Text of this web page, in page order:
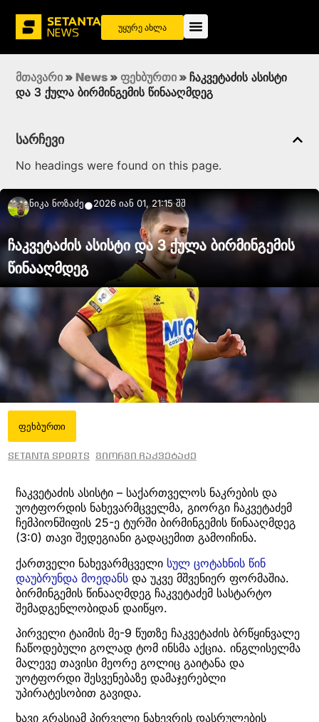
უყურე ახლა
მთავარი » News » ფეხბურთი » ჩაკვეტაძის ასისტი
და 3 ქულა ბირმინგემის წინააღმდეგ
სარჩევი
No headings were found on this page.
Ნიკა Ნოზაძე●2026 იან 01, 21:15 შშ
ჩაკვეტაძის ასისტი და 3 ქულა ბირმინგემის
წინააღმდეგ
ფეხბურთი
Setanta Sports გიორგი ჩაკვეტაძე
ჩაკვეტაძის ასისტი – საქართველოს ნაკრების და
უოტფორდის ნახევარმცველმა, გიორგი ჩაკვეტაძემ
ჩემპიონშიფის 25-ე ტურში ბირმინგემის წინააღმდეგ
(3:0) თავი შედეგიანი გადაცემით გამოიჩინა.
ქართველი ნახევარმცველი სულ ცოტახნის წინ
დაუბრუნდა მოედანს და უკვე მშვენიერ ფორმაშია.
ბირმინგემის წინააღმდეგ ჩაკვეტაძემ სასტარტო
შემადგენლობიდან დაიწყო.
პირველი ტაიმის მე-9 წუთზე ჩაკვეტაძის ბრწყინვალე
ჩაწოდებული გოლად ტომ ინსმა აქცია. ინგლისელმა
მალევე თავისი მეორე გოლიც გაიტანა და
უოტფორდი შესვენებაზე დამაჯერებლი
უპირატესობით გავიდა.
ხავი გრასიამ პირველი ნახევრის დასრულების